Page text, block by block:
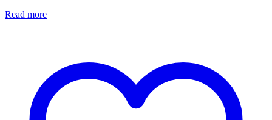
Read more